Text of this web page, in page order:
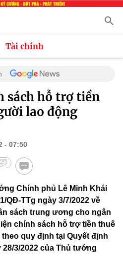
Tài chính
sách hỗ trợ tiền
lao động
- 07:50
Chính phủ Lê Minh Khái
QĐ-TTg ngày 3/7/2022 về
sách trung ương cho ngân
chính sách hỗ trợ tiền thuê
quy định tại Quyết định
28/3/2022 của Thủ tướng